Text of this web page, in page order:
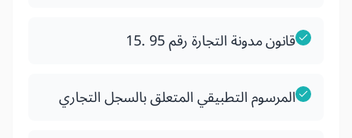
قانون مدونة التجارة رقم 95 .15
المرسوم التطبيقي المتعلق بالسجل التجاري